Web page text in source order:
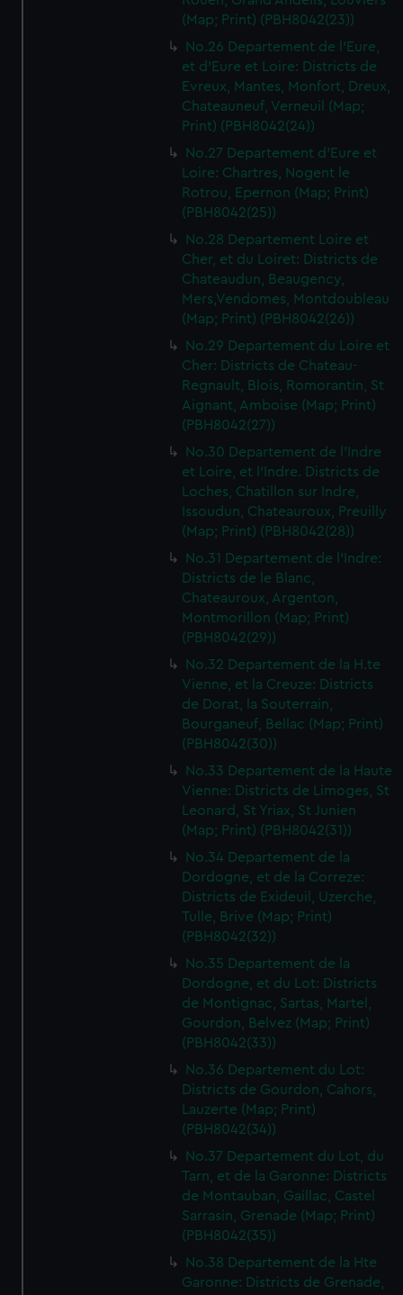
(Map; Print) (PBH8042(23))
No.26 Departement de l'Eure,
et d'Eure et Loire: Districts de
Evreux, Mantes, Monfort, Dreux,
Chateauneuf, Verneuil (Map;
Print) (PBH8042(24))
No.27 Departement d'Eure et
Loire: Chartres, Nogent le
Rotrou, Epernon (Map; Print)
(PBH8042(25))
No.28 Departement Loire et
Cher, et du Loiret: Districts de
Chateaudun, Beaugency,
Mers,Vendomes, Montdoubleau
(Map; Print) (PBH8042(26))
No.29 Departement du Loire et
Cher: Districts de Chateau-
Regnault, Blois, Romorantin, St
Aignant, Amboise (Map; Print)
(PBH8042(27))
No.30 Departement de l'Indre
et Loire, et l'Indre. Districts de
Loches, Chatillon sur Indre,
Issoudun, Chateauroux, Preuilly
(Map; Print) (PBH8042(28))
No.31 Departement de l'Indre:
Districts de le Blanc,
Chateauroux, Argenton,
Montmorillon (Map; Print)
(PBH8042(29))
No.32 Departement de la H.te
Vienne, et la Creuze: Districts
de Dorat, la Souterrain,
Bourganeuf, Bellac (Map; Print)
(PBH8042(30))
No.33 Departement de la Haute
Vienne: Districts de Limoges, St
Leonard, St Yriax, St Junien
(Map; Print) (PBH8042(31))
No.34 Departement de la
Dordogne, et de la Correze:
Districts de Exideuil, Uzerche,
Tulle, Brive (Map; Print)
(PBH8042(32))
No.35 Departement de la
Dordogne, et du Lot: Districts
de Montignac, Sartas, Martel,
Gourdon, Belvez (Map; Print)
(PBH8042(33))
No.36 Departement du Lot:
Districts de Gourdon, Cahors,
Lauzerte (Map; Print)
(PBH8042(34))
No.37 Departement du Lot, du
Tarn, et de la Garonne: Districts
de Montauban, Gaillac, Castel
Sarrasin, Grenade (Map; Print)
(PBH8042(35))
No.38 Departement de la Hte
Garonne: Districts de Grenade,